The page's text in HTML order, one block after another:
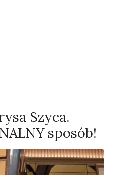
Szyca.
sposób!